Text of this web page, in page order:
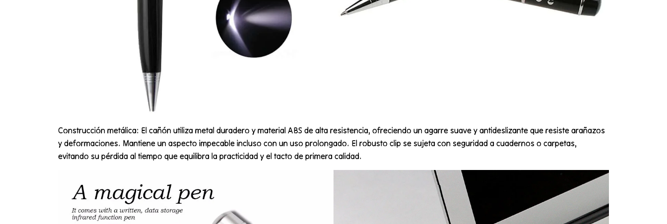
Construcción metálica: El cañón utiliza metal duradero y material ABS de alta resistencia, ofreciendo un agarre suave y antideslizante que resiste arañazos
y deformaciones. Mantiene un aspecto impecable incluso con un uso prolongado. El robusto clip se sujeta con seguridad a cuadernos o carpetas,
evitando su pérdida al tiempo que equilibra la practicidad y el tacto de primera calidad.